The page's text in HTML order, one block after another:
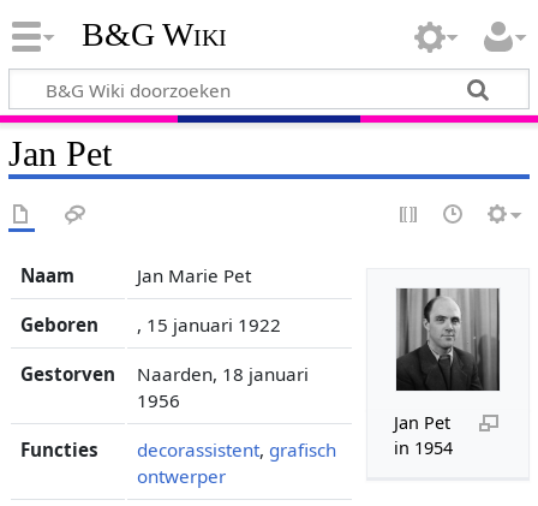
B&G Wiki
Jan Pet
Jan Pet
in 1954
Naam Jan Marie Pet
Geboren , 15 januari 1922
Gestorven
Naarden, 18 januari
1956
Functies decorassistent, grafisch
ontwerper